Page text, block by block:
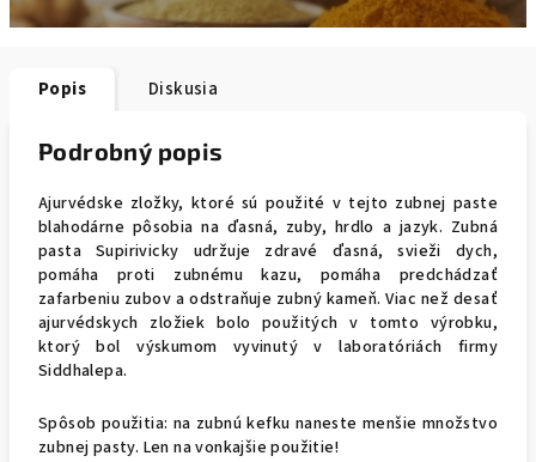
Popis Diskusia
Podrobný popis
Ajurvédske zložky, ktoré sú použité v tejto zubnej paste
blahodárne pôsobia na ďasná, zuby, hrdlo a jazyk. Zubná
pasta Supirivicky udržuje zdravé ďasná, svieži dych,
pomáha proti zubnému kazu, pomáha predchádzať
zafarbeniu zubov a odstraňuje zubný kameň. Viac než desať
ajurvédskych zložiek bolo použitých v tomto výrobku,
ktorý bol výskumom vyvinutý v laboratóriách firmy
Siddhalepa.
Spôsob použitia: na zubnú kefku naneste menšie množstvo
zubnej pasty. Len na vonkajšie použitie!